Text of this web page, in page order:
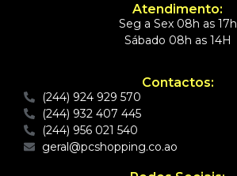
Atendimento:
Seg a Sex 08h as 17h
Sábado 08h as 14H
Contactos:
(244) 924 929 570
(244) 932 407 445
(244) 956 021 540
geral@pcshopping.co.ao